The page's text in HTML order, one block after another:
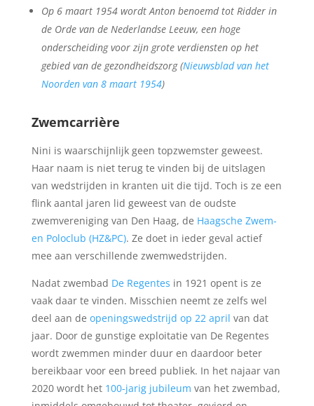
Op 6 maart 1954 wordt Anton benoemd tot Ridder in
de Orde van de Nederlandse Leeuw, een hoge
onderscheiding voor zijn grote verdiensten op het
gebied van de gezondheidszorg (Nieuwsblad van het
Noorden van 8 maart 1954)
Zwemcarrière
Nini is waarschijnlijk geen topzwemster geweest.
Haar naam is niet terug te vinden bij de uitslagen
van wedstrijden in kranten uit die tijd. Toch is ze een
flink aantal jaren lid geweest van de oudste
zwemvereniging van Den Haag, de Haagsche Zwem-
en Poloclub (HZ&PC). Ze doet in ieder geval actief
mee aan verschillende zwemwedstrijden.
Nadat zwembad De Regentes in 1921 opent is ze
vaak daar te vinden. Misschien neemt ze zelfs wel
deel aan de openingswedstrijd op 22 april van dat
jaar. Door de gunstige exploitatie van De Regentes
wordt zwemmen minder duur en daardoor beter
bereikbaar voor een breed publiek. In het najaar van
2020 wordt het 100-jarig jubileum van het zwembad,